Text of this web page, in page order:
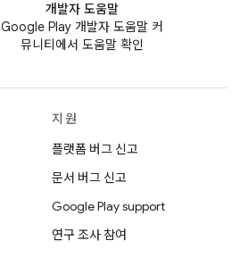
개발자 도움말
Google Play 개발자 도움말 커
뮤니티에서 도움말 확인
지원
플랫폼 버그 신고
문서 버그 신고
Google Play support
연구 조사 참여